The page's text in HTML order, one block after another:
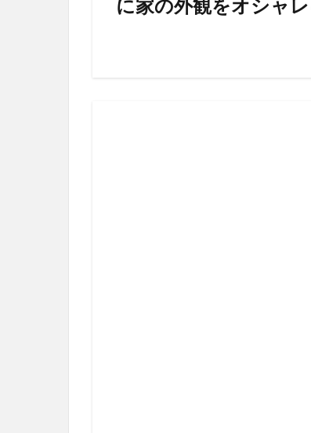
に家の外観をオシャ